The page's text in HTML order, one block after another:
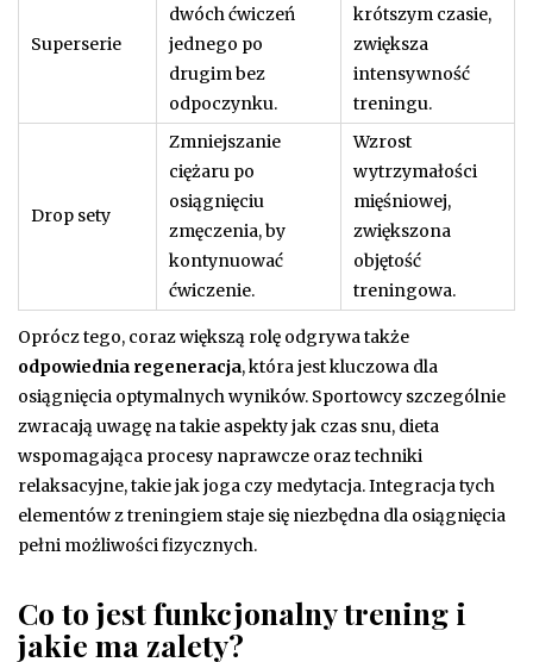
Superserie
dwóch ćwiczeń
jednego po
drugim bez
odpoczynku.
krótszym czasie,
zwiększa
intensywność
treningu.
Drop sety
Zmniejszanie
ciężaru po
osiągnięciu
zmęczenia, by
kontynuować
ćwiczenie.
Wzrost
wytrzymałości
mięśniowej,
zwiększona
objętość
treningowa.
Oprócz tego, coraz większą rolę odgrywa także
odpowiednia regeneracja, która jest kluczowa dla
osiągnięcia optymalnych wyników. Sportowcy szczególnie
zwracają uwagę na takie aspekty jak czas snu, dieta
wspomagająca procesy naprawcze oraz techniki
relaksacyjne, takie jak joga czy medytacja. Integracja tych
elementów z treningiem staje się niezbędna dla osiągnięcia
pełni możliwości fizycznych.
Co to jest funkcjonalny trening i
jakie ma zalety?